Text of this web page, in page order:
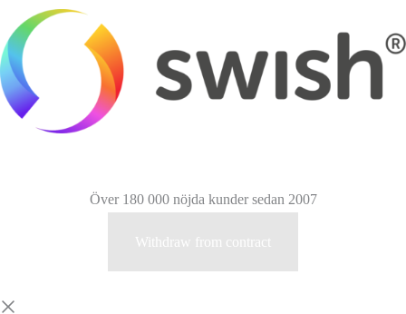
Över 180 000 nöjda kunder sedan 2007
Withdraw from contract